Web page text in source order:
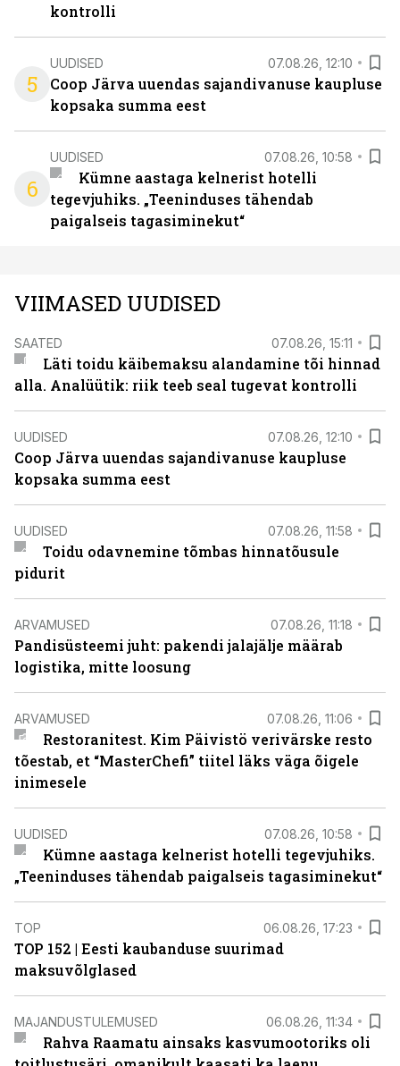
kontrolli
5
UUDISED 07.08.26, 12:10
Coop Järva uuendas sajandivanuse kaupluse
kopsaka summa eest
6
UUDISED 07.08.26, 10:58
Kümne aastaga kelnerist hotelli
tegevjuhiks. „Teeninduses tähendab
paigalseis tagasiminekut“
VIIMASED UUDISED
SAATED 07.08.26, 15:11
Läti toidu käibemaksu alandamine tõi hinnad
alla. Analüütik: riik teeb seal tugevat kontrolli
UUDISED 07.08.26, 12:10
Coop Järva uuendas sajandivanuse kaupluse
kopsaka summa eest
UUDISED 07.08.26, 11:58
Toidu odavnemine tõmbas hinnatõusule
pidurit
ARVAMUSED 07.08.26, 11:18
Pandisüsteemi juht: pakendi jalajälje määrab
logistika, mitte loosung
ARVAMUSED 07.08.26, 11:06
Restoranitest. Kim Päivistö verivärske resto
tõestab, et “MasterChefi” tiitel läks väga õigele
inimesele
UUDISED 07.08.26, 10:58
Kümne aastaga kelnerist hotelli tegevjuhiks.
„Teeninduses tähendab paigalseis tagasiminekut“
TOP 06.08.26, 17:23
TOP 152 | Eesti kaubanduse suurimad
maksuvõlglased
MAJANDUSTULEMUSED 06.08.26, 11:34
Rahva Raamatu ainsaks kasvumootoriks oli